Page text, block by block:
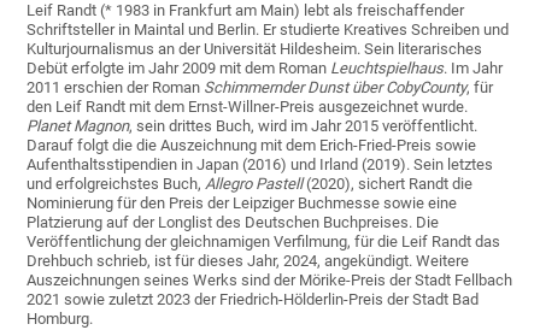
Leif Randt (* 1983 in Frankfurt am Main) lebt als freischaffender
Schriftsteller in Maintal und Berlin. Er studierte Kreatives Schreiben und
Kulturjournalismus an der Universität Hildesheim. Sein literarisches
Debüt erfolgte im Jahr 2009 mit dem Roman Leuchtspielhaus. Im Jahr
2011 erschien der Roman Schimmernder Dunst über CobyCounty, für
den Leif Randt mit dem Ernst-Willner-Preis ausgezeichnet wurde.
Planet Magnon, sein drittes Buch, wird im Jahr 2015 veröffentlicht.
Darauf folgt die die Auszeichnung mit dem Erich-Fried-Preis sowie
Aufenthaltsstipendien in Japan (2016) und Irland (2019). Sein letztes
und erfolgreichstes Buch,Allegro Pastell(2020), sichert Randt die
Nominierung für den Preis der Leipziger Buchmesse sowie eine
Platzierung auf der Longlist des Deutschen Buchpreises. Die
Veröffentlichung der gleichnamigen Verfilmung, für die Leif Randt das
Drehbuch schrieb, ist für dieses Jahr, 2024, angekündigt. Weitere
Auszeichnungen seines Werks sind der Mörike-Preis der Stadt Fellbach
2021 sowie zuletzt 2023 der Friedrich-Hölderlin-Preis der Stadt Bad
Homburg.